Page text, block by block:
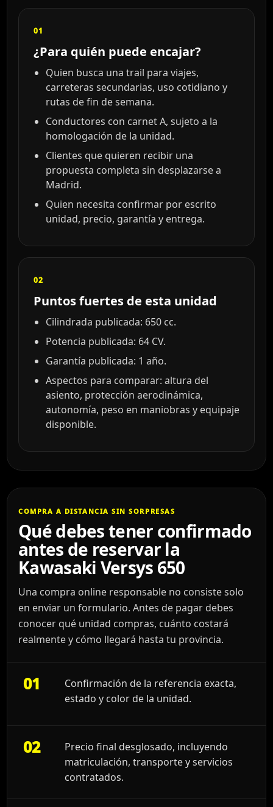
01
¿Para quién puede encajar?
Quien busca una trail para viajes,
carreteras secundarias, uso cotidiano y
rutas de fin de semana.
Conductores con carnet A, sujeto a la
homologación de la unidad.
Clientes que quieren recibir una
propuesta completa sin desplazarse a
Madrid.
Quien necesita confirmar por escrito
unidad, precio, garantía y entrega.
02
Puntos fuertes de esta unidad
Cilindrada publicada: 650 cc.
Potencia publicada: 64 CV.
Garantía publicada: 1 año.
Aspectos para comparar: altura del
asiento, protección aerodinámica,
autonomía, peso en maniobras y equipaje
disponible.
COMPRA A DISTANCIA SIN SORPRESAS
Qué debes tener confirmado
antes de reservar la
Kawasaki Versys 650
Una compra online responsable no consiste solo
en enviar un formulario. Antes de pagar debes
conocer qué unidad compras, cuánto costará
realmente y cómo llegará hasta tu provincia.
01
Confirmación de la referencia exacta,
estado y color de la unidad.
02
Precio final desglosado, incluyendo
matriculación, transporte y servicios
contratados.